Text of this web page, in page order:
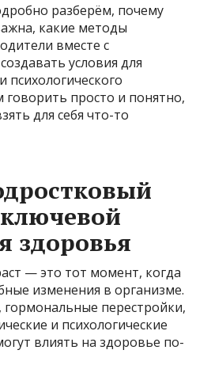
разберём, почему
какие методы
вместе с
условия для
психологического
говорить просто и понятно,
для себя что-то
здоровья
— это тот момент, когда
изменения в организме.
перестройки,
и психологические
влиять на здоровье по-